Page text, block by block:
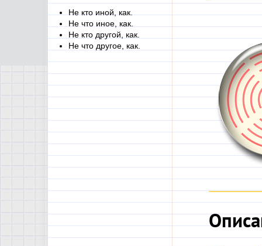
Не кто иной, как.
Не что иное, как.
Не кто другой, как.
Не что другое, как.